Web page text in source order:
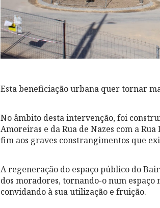
Esta beneficiação urbana quer tornar
No âmbito desta intervenção, foi
Amoreiras e da Rua de Nazes com a
fim aos graves constrangimentos que
A regeneração do espaço público do
dos moradores, tornando-o num
convidando à sua utilização e fruição.